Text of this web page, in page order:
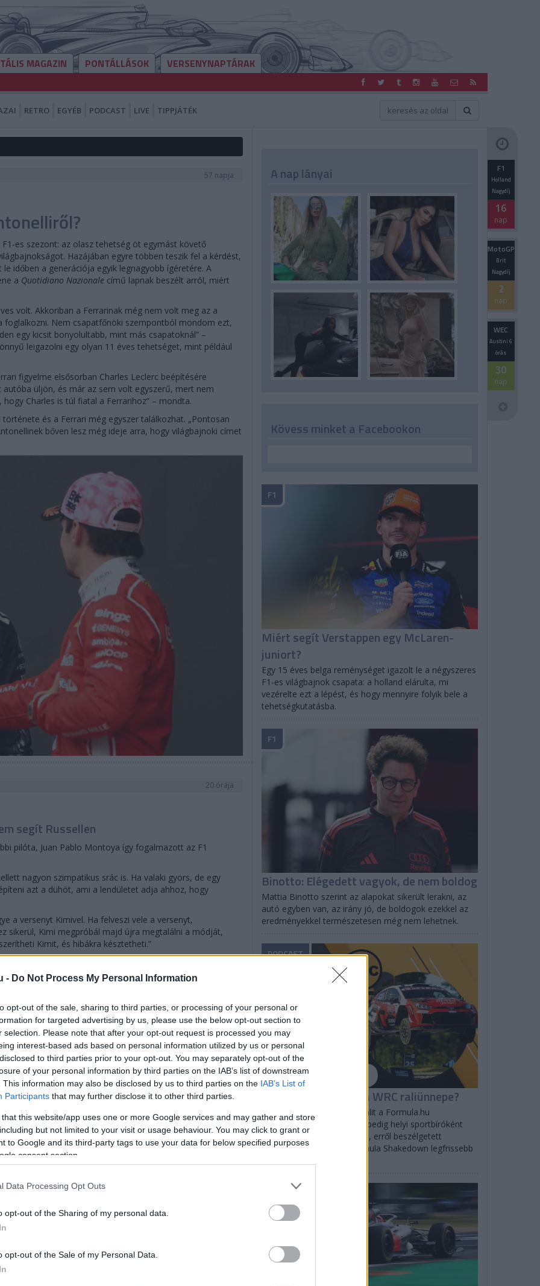
- Do Not Process My Personal Information
opt-out of the sale, sharing to third parties, or processing of your personal or
for targeted advertising by us, please use the below opt-out section to
selection. Please note that after your opt-out request is processed you may
interest-based ads based on personal information utilized by us or personal
to third parties prior to your opt-out. You may separately opt-out of the
of your personal information by third parties on the IAB’s list of downstream
This information may also be disclosed by us to third parties on the IAB’s List of
Participants that may further disclose it to other third parties.
that this website/app uses one or more Google services and may gather and store
but not limited to your visit or usage behaviour. You may click to grant or
to Google and its third-party tags to use your data for below specified purposes
consent section.
Data Processing Opt Outs
opt-out of the Sharing of my personal data.
opt-out of the Sale of my Personal Data.
MAGAZIN PONTÁLLÁSOK VERSENYNAPTÁRAK
RETRO EGYÉB PODCAST LIVE TIPPJÁTÉK
57 napja
es szezont: az olasz tehetség öt egymást követő
Hazájában egyre többen teszik fel a kérdést,
időben a generációja egyik legnagyobb ígéretére. A
a Quotidiano Nazionale című lapnak beszélt arról, miért
volt. Akkoriban a Ferrarinak még nem volt meg az a
Nem csapatfőnöki szempontból mondom ezt,
egy kicsit bonyolultabb, mint más csapatoknál” –
leigazolni egy olyan 11 éves tehetséget, mint például
figyelme elsősorban Charles Leclerc beépítésére
üljön, és már az sem volt egyszerű, mert nem
Charles is túl fiatal a Ferrarihoz” – mondta.
és a Ferrari még egyszer találkozhat. „Pontosan
bőven lesz még ideje arra, hogy világbajnoki címet
20 órája
segít Russellen
pilóta, Juan Pablo Montoya így fogalmazott az F1
nagyon szimpatikus srác is. Ha valaki gyors, de egy
azt a dühöt, ami a lendületet adja ahhoz, hogy
a versenyt Kimivel. Ha felveszi vele a versenyt,
sikerül, Kimi megpróbál majd újra megtalálni a módját,
Kimit, és hibákra késztetheti.”
A nap lányai
Kövess minket a Facebookon
F1
Holland
Nagydíj
16
nap
MotoGP
Brit
Nagydíj
2
nap
WEC
Austini 6
órás
30
nap
Miért segít Verstappen egy McLaren-
juniort?
Egy 15 éves belga reménységet igazolt le a négyszeres
F1-es világbajnok csapata: a holland elárulta, mi
vezérelte ezt a lépést, és hogy mennyire folyik bele a
tehetségkutatásba.
F1
Binotto: Elégedett vagyok, de nem boldog
Mattia Binotto szerint az alapokat sikerült lerakni, az
autó egyben van, az irány jó, de boldogok ezekkel az
eredményekkel természetesen még nem lehetnek.
F1
Shakedown: Milyen a WRC raliünnepe?
Balogh Bogi a WRC Észt Ralit a Formula.hu
újságírójaként, a Finn Ralit pedig helyi sportbíróként
dolgozta végig a helyszínen, erről beszélgetett
Gobodics Tamással a Formula Shakedown legfrissebb
PODCAST